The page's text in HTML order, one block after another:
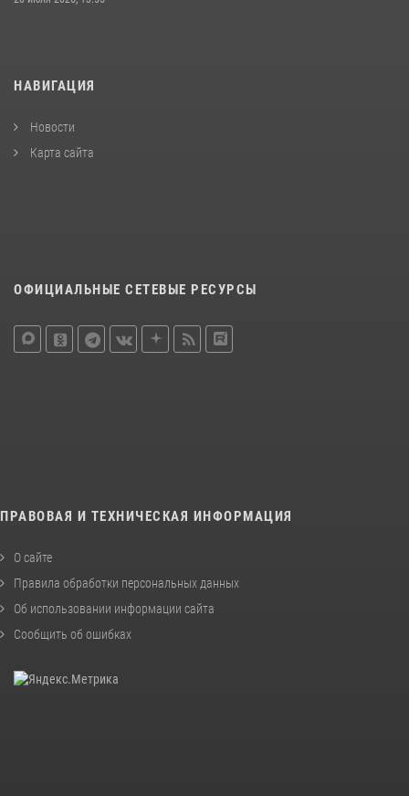
НАВИГАЦИЯ
Новости
Карта сайта
ОФИЦИАЛЬНЫЕ СЕТЕВЫЕ РЕСУРСЫ
ПРАВОВАЯ И ТЕХНИЧЕСКАЯ ИНФОРМАЦИЯ
О сайте
Правила обработки персональных данных
Об использовании информации сайта
Сообщить об ошибках